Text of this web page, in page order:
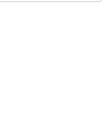
và tác dụng thần
có
cá và từ thời cổ
các thủy thủ.
những tài sản quý giá